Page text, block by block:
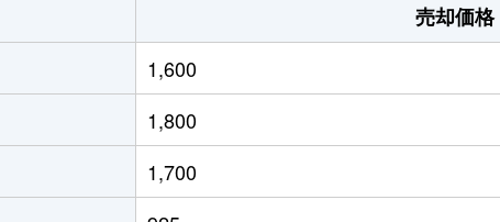
ノ浦 徒歩14分 130m² 40m²
原(徳島) 徒歩24分 440m² 40m²
ノ浦 徒歩29分 185m² 120m²
南 徒歩45分 330m² 95m²
売却価格
1,600
1,800
1,700